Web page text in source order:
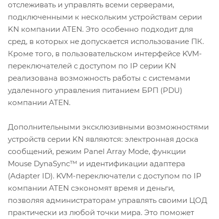
отслеживать и управлять всеми серверами,
подключенными к нескольким устройствам серии
KN компании ATEN. Это особенно подходит для
сред, в которых не допускается использование ПК.
Кроме того, в пользовательском интерфейсе KVM-
переключателей с доступом по IP серии KN
реализована возможность работы с системами
удаленного управления питанием БРП (PDU)
компании ATEN.
Дополнительными эксклюзивными возможностями
устройств серии KN являются: электронная доска
сообщений, режим Panel Array Mode, функции
Mouse DynaSync™ и идентификации адаптера
(Adapter ID). KVM-переключатели с доступом по IP
компании ATEN сэкономят время и деньги,
позволяя администраторам управлять своими ЦОД
практически из любой точки мира. Это поможет